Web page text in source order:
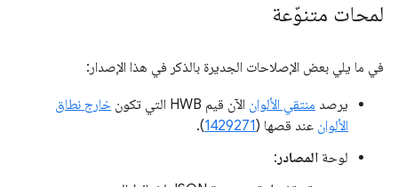
لمحات متنوّعة
في ما يلي بعض الإصلاحات الجديرة بالذكر في هذا الإصدار:
يرصد منتقي الألوان الآن قيم HWB التي تكون
خارج نطاق
الألوان عند قصها (1429271
).
لوحة المصادر :